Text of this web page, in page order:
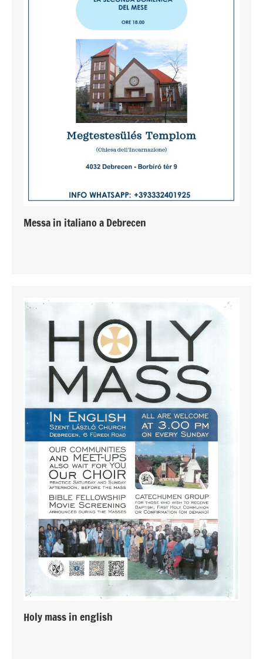
Messa in italiano a Debrecen
Holy mass in english